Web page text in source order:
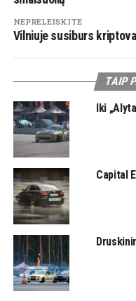
NEPRELEISKITE
Vilniuje susiburs
TAIP
Iki
Capital